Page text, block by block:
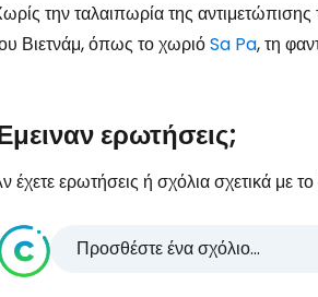
την ταλαιπωρία της αντιμετώπισης
Βιετνάμ, όπως το χωριόSa Pa, τη
ερωτήσεις;
έχετε ερωτήσεις ή σχόλια σχετικά με
Προσθέστε ένα σχόλιο...